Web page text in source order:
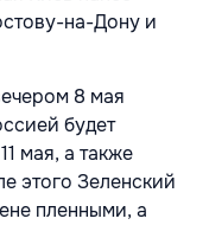
на-Дону и
8 мая
будет
мая, а также
этого Зеленский
пленными, а